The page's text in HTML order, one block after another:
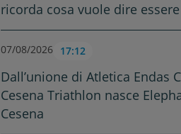
ricorda cosa vuole dire
07/08/2026 17:12
Dall’unione di Atletica Endas
Cesena Triathlon nasce
Cesena